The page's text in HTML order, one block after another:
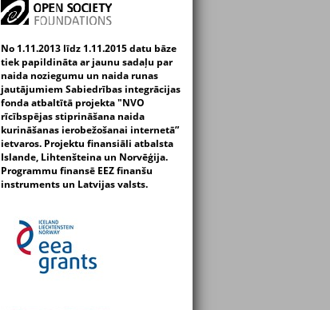
No 1.11.2013 līdz 1.11.2015 datu bāze
tiek papildināta ar jaunu sadaļu par
naida noziegumu un naida runas
jautājumiem Sabiedrības integrācijas
fonda atbaltītā projekta "NVO
rīcībspējas stiprināšana naida
kurināšanas ierobežošanai internetā”
ietvaros. Projektu finansiāli atbalsta
Islande, Lihtenšteina un Norvēģija.
Programmu finansē EEZ finanšu
instruments un Latvijas valsts.